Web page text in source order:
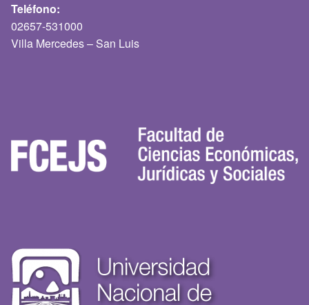
Teléfono:
02657-531000
Villa Mercedes – San Luis